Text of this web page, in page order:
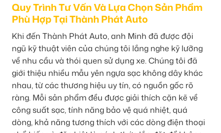
Quy Trình Tư Vấn Và Lựa Chọn Sản Phẩm
Phù Hợp Tại Thành Phát Auto
Khi đến Thành Phát Auto, anh Minh đã được đội
ngũ kỹ thuật viên của chúng tôi lắng nghe kỹ lưỡng
về nhu cầu và thói quen sử dụng xe. Chúng tôi đã
giới thiệu nhiều mẫu yên ngựa sạc không dây khác
nhau, từ các thương hiệu uy tín, có nguồn gốc rõ
ràng. Mỗi sản phẩm đều được giải thích cặn kẽ về
công suất sạc, tính năng bảo vệ quá nhiệt, quá
dòng, khả năng tương thích với các dòng điện thoại